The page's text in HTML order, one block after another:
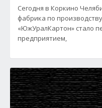
Сегодня в Коркино
фабрика по
«ЮжУралКартон» стало
предприятием,